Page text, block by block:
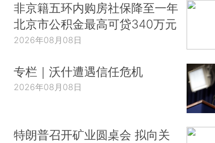
非京籍五环内购房社保降至一年
北京市公积金最高可贷340万元
2026年08月08日
专栏｜沃什遭遇信任危机
2026年08月08日
特朗普召开矿业圆桌会 拟向关